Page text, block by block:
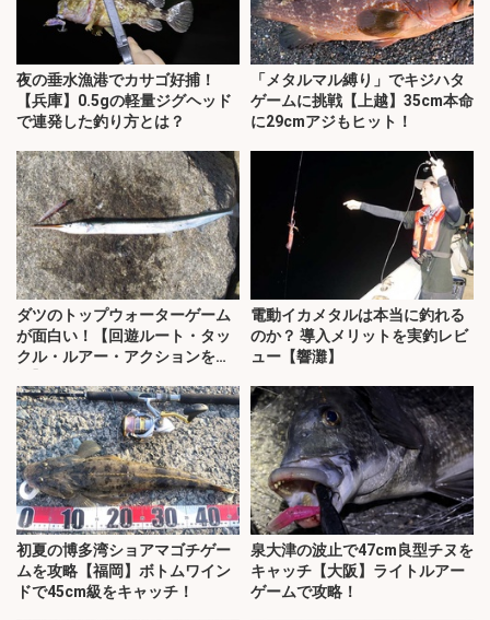
夜の垂水漁港でカサゴ好捕！
【兵庫】0.5gの軽量ジグヘッド
で連発した釣り方とは？
「メタルマル縛り」でキジハタ
ゲームに挑戦【上越】35cm本命
に29cmアジもヒット！
ダツのトップウォーターゲーム
が面白い！【回遊ルート・タッ
クル・ルアー・アクションを解
電動イカメタルは本当に釣れる
のか？ 導入メリットを実釣レビ
ュー【響灘】
初夏の博多湾ショアマゴチゲー
ムを攻略【福岡】ボトムワイン
ドで45cm級をキャッチ！
泉大津の波止で47cm良型チヌを
キャッチ【大阪】ライトルアー
ゲームで攻略！